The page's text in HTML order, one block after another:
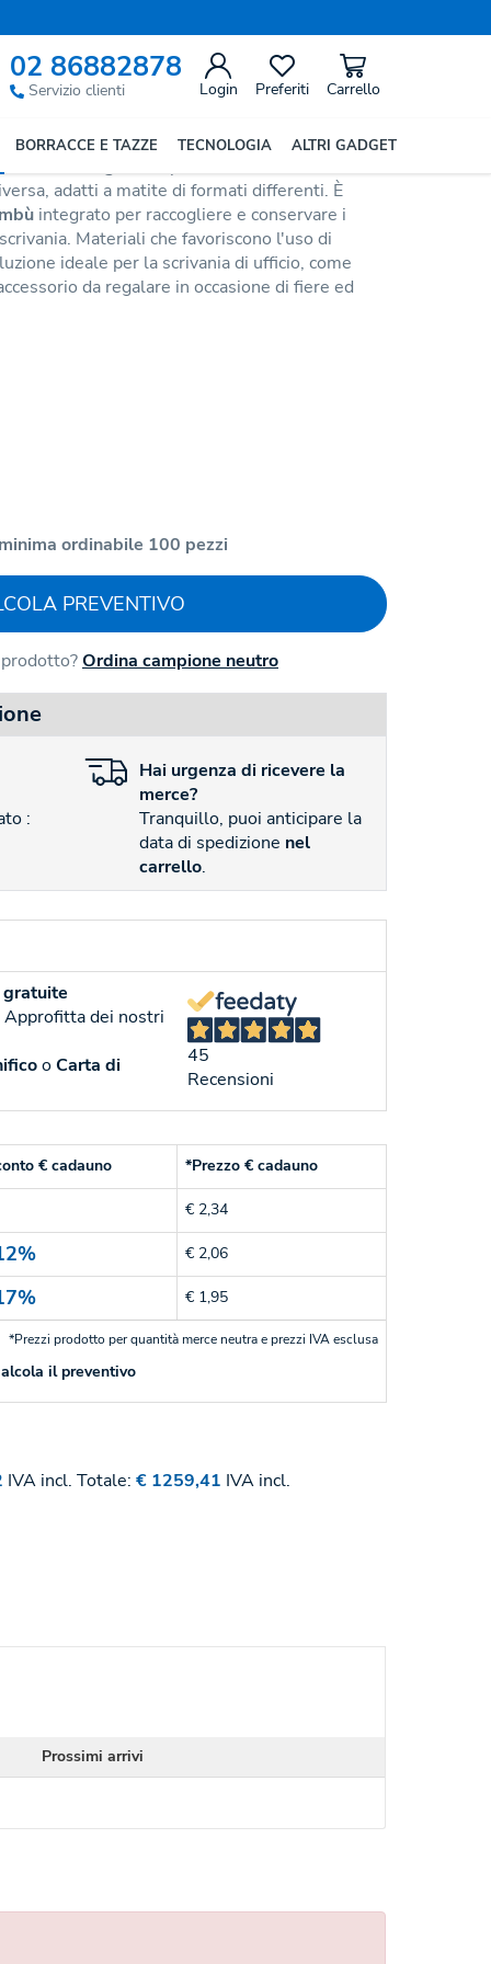
02 86882878
Servizio clienti Login Preferiti Carrello
BORRACCE E TAZZE TECNOLOGIA ALTRI GADGET
in
adatti a matite di formati differenti. È
integrato per raccogliere e conservare i
Materiali che favoriscono l'uso di
ideale per la scrivania di ufficio, come
da regalare in occasione di fiere ed
ordinabile 100 pezzi
PREVENTIVO
Ordina campione neutro
:
Hai urgenza di ricevere la
merce?
Tranquillo, puoi anticipare la
data di spedizione nel
carrello.
Approfitta dei nostri
oCarta di
45
Recensioni
€ cadauno *Prezzo € cadauno
€ 2,34
€ 2,06
€ 1,95
*Prezzi prodotto per quantità merce neutra e prezzi IVA esclusa
il preventivo
IVA incl. Totale: € 1259,41 IVA incl.
Prossimi arrivi